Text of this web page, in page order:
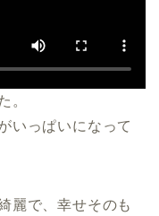
。
いっぱいになって
麗で、幸せそのも